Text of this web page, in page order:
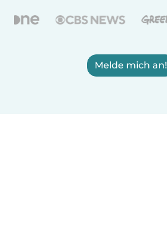
Melde mich an!